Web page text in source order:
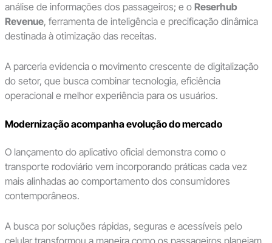
análise de informações dos passageiros; e o Reserhub
Revenue, ferramenta de inteligência e precificação dinâmica
destinada à otimização das receitas.
A parceria evidencia o movimento crescente de digitalização
do setor, que busca combinar tecnologia, eficiência
operacional e melhor experiência para os usuários.
Modernização acompanha evolução do mercado
O lançamento do aplicativo oficial demonstra como o
transporte rodoviário vem incorporando práticas cada vez
mais alinhadas ao comportamento dos consumidores
contemporâneos.
A busca por soluções rápidas, seguras e acessíveis pelo